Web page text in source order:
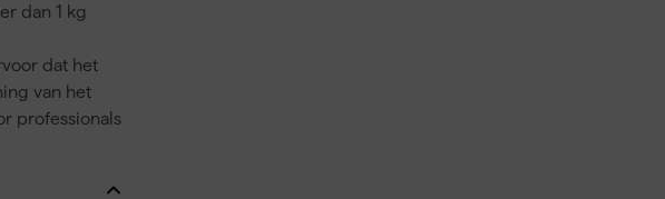
dan 1 kg
dat het
van het
professionals